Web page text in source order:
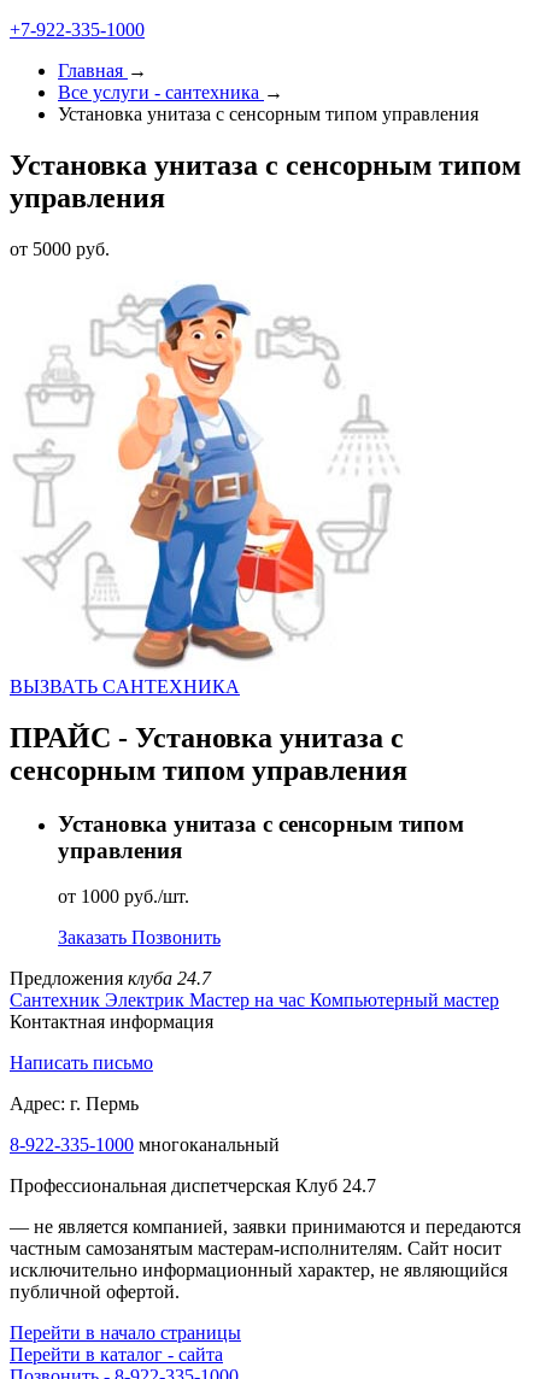
+7-922-335-1000
Главная →
Все услуги - cантехника →
Установка унитаза с сенсорным типом управления
Установка унитаза с сенсорным типом
управления
от 5000 руб.
ВЫЗВАТЬ CАНТЕХНИКА
ПРАЙС - Установка унитаза с
сенсорным типом управления
Установка унитаза с сенсорным типом
управления
от 1000 руб./шт.
Заказать Позвонить
Предложения клуба 24.7
Сантехник Электрик Мастер на час Компьютерный мастер
Контактная информация
Написать письмо
Адрес: г. Пермь
8-922-335-1000 многоканальный
Профессиональная диспетчерская Клуб 24.7
— не является компанией, заявки принимаются и передаются
частным самозанятым мастерам‑исполнителям. Сайт носит
исключительно информационный характер, не являющийся
публичной офертой.
Перейти в начало страницы
Перейти в каталог - сайта